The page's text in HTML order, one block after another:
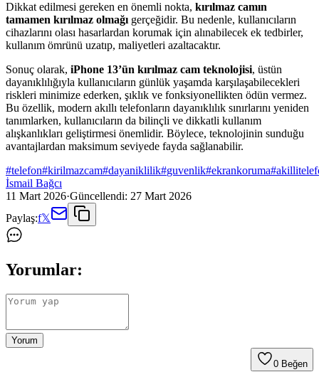
Dikkat edilmesi gereken en önemli nokta, kırılmaz camın
tamamen kırılmaz olmağı gerçeğidir. Bu nedenle, kullanıcıların
cihazlarını olası hasarlardan korumak için alınabilecek ek tedbirler,
kullanım ömrünü uzatıp, maliyetleri azaltacaktır.
Sonuç olarak, iPhone 13’ün kırılmaz cam teknolojisi, üstün
dayanıklılığıyla kullanıcıların günlük yaşamda karşılaşabilecekleri
riskleri minimize ederken, şıklık ve fonksiyonellikten ödün vermez.
Bu özellik, modern akıllı telefonların dayanıklılık sınırlarını yeniden
tanımlarken, kullanıcıların da bilinçli ve dikkatli kullanım
alışkanlıkları geliştirmesi önemlidir. Böylece, teknolojinin sunduğu
avantajlardan maksimum seviyede fayda sağlanabilir.
#telefon#kirilmazcam#dayaniklilik#guvenlik#ekrankoruma#
İsmail Bağcı
11 Mart 2026·Güncellendi: 27 Mart 2026
Paylaş:f𝕏
Yorumlar:
Yorum
0 Beğen